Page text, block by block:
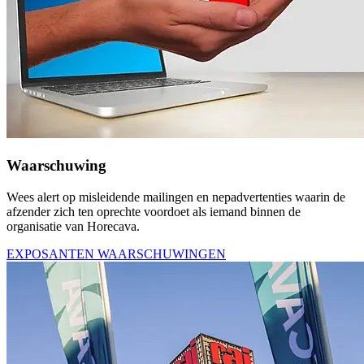
Waarschuwing
Wees alert op misleidende mailingen en nepadvertenties waarin de
afzender zich ten oprechte voordoet als iemand binnen de
organisatie van Horecava.
EXPOSANTEN WAARSCHUWINGEN